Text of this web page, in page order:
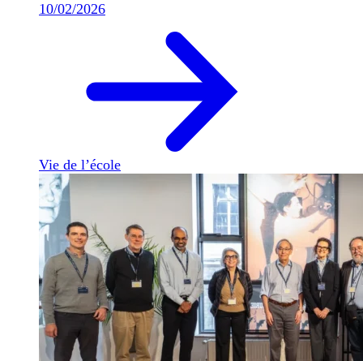
10/02/2026
Vie de l’école